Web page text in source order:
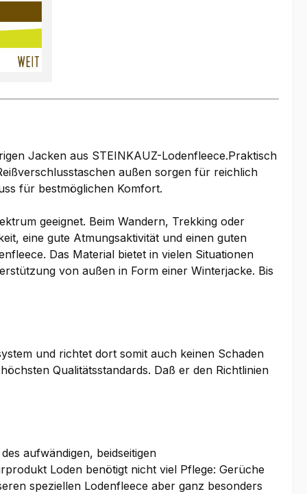
Jacken aus STEINKAUZ-Lodenfleece.Praktisch
außen sorgen für reichlich
für bestmöglichen Komfort.
geeignet. Beim Wandern, Trekking oder
eine gute Atmungsaktivität und einen guten
Das Material bietet in vielen Situationen
von außen in Form einer Winterjacke. Bis
und richtet dort somit auch keinen Schaden
Qualitätsstandards. Daß er den Richtlinien
aufwändigen, beidseitigen
Loden benötigt nicht viel Pflege: Gerüche
speziellen Lodenfleece aber ganz besonders